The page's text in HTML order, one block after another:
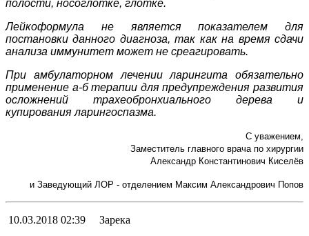
полости, носоглотке, глотке.
Лейкоформула не является показателем для
постановки данного диагноза, так как на время сдачи
анализа иммунитет может не среагировать.
При амбулаторном лечении ларингита обязательно
применение а-б терапии для предупреждения развития
осложнений трахеобронхиального дерева и
купирования ларингоспазма.
С уважением,
Заместитель главного врача по хирургии
Александр Константинович Киселёв
и Заведующий ЛОР - отделением Максим Александрович Попов
10.03.2018 02:39
Зарека